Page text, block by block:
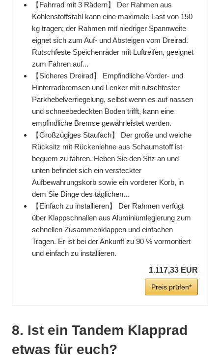
【Fahrrad mit 3 Rädern】 Der Rahmen aus
Kohlenstoffstahl kann eine maximale Last von 150
kg tragen; der Rahmen mit niedriger Spannweite
eignet sich zum Auf- und Absteigen vom Dreirad.
Rutschfeste Speichenräder mit Luftreifen, geeignet
zum Fahren auf...
【Sicheres Dreirad】 Empfindliche Vorder- und
Hinterradbremsen und Lenker mit rutschfester
Parkhebelverriegelung, selbst wenn es auf nassen
und schneebedeckten Boden trifft, kann eine
empfindliche Bremse gewährleistet werden.
【Großzügiges Staufach】 Der große und weiche
Rücksitz mit Rückenlehne aus Schaumstoff ist
bequem zu fahren. Heben Sie den Sitz an und
unten befindet sich ein versteckter
Aufbewahrungskorb sowie ein vorderer Korb, in
dem Sie Dinge des täglichen...
【Einfach zu installieren】 Der Rahmen verfügt
über Klappschnallen aus Aluminiumlegierung zum
schnellen Zusammenklappen und einfachen
Tragen. Er ist bei der Ankunft zu 90 % vormontiert
und einfach zu installieren.
1.117,33 EUR
Preis prüfen*
8. Ist ein Tandem Klapprad
etwas für euch?